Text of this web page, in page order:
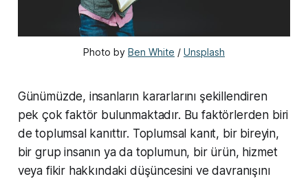
Photo by Ben White / Unsplash
Günümüzde, insanların kararlarını şekillendiren
pek çok faktör bulunmaktadır. Bu faktörlerden biri
de toplumsal kanıttır. Toplumsal kanıt, bir bireyin,
bir grup insanın ya da toplumun, bir ürün, hizmet
veya fikir hakkındaki düşüncesini ve davranışını